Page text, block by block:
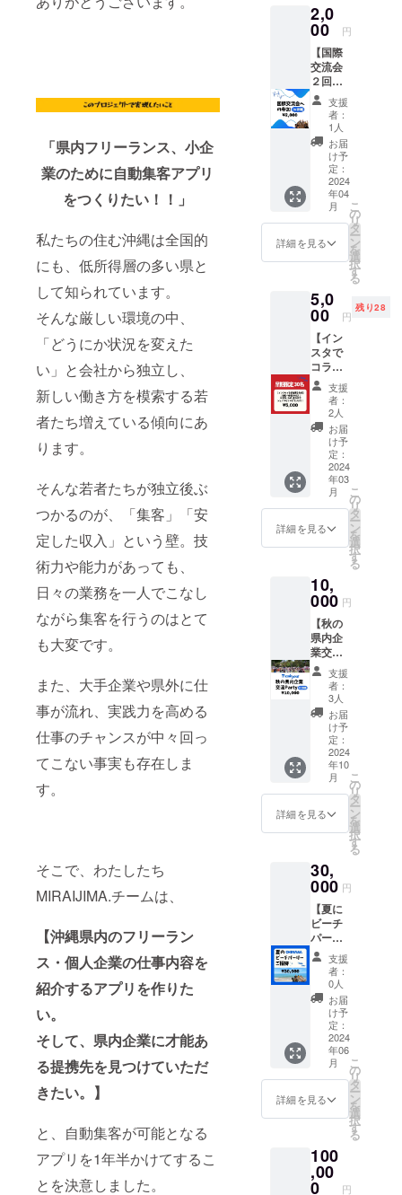
「県内フリーランス、小企
業のために自動集客アプリ
をつくりたい！！」
私たちの住む沖縄は全国的
にも、低所得層の多い県と
して知られています。
そんな厳しい環境の中、
「どうにか状況を変えた
い」と会社から独立し、
新しい働き方を模索する若
者たち増えている傾向にあ
ります。
そんな若者たちが独立後ぶ
つかるのが、「集客」「安
定した収入」という壁。技
術力や能力があっても、
日々の業務を一人でこなし
ながら集客を行うのはとて
も大変です。
また、大手企業や県外に仕
事が流れ、実践力を高める
仕事のチャンスが中々回っ
てこない事実も存在しま
す。
そこで、わたしたち
MIRAIJIMA.チームは、
【沖縄県内のフリーラン
ス・個人企業の仕事内容を
紹介するアプリを作りた
い。
そして、県内企業に才能あ
る提携先を見つけていただ
きたい。】
と、自動集客が可能となる
アプリを1年半かけてするこ
とを決意しました。
真付き
お礼
メール
をお送
りしま
す。
2,0
00 円
【国際
交流会
２回分
の参加
権】
（第１
金曜日
19:00-
21:00,
第3木曜
19:00-
21:00）
・日
時 選
択可
月2回実
施（第
１金曜
日
19:00-
21:00,
第3木曜
19:00-
21:00）
・場
所
GLOCA
L’S 語
学学校
（沖縄
県中頭
1） ・
有効期
限 ２
０２４
年１２
月３１
日 ・内
容
【県内
留学】
沖縄県
内に在
住する
外国人
との言
語合流
に参加
参加方
法 ①
決定後
Emailよ
り公式
LINEア
カウン
トをお
送りし
ます。
②その
後、希
望日程
を選択
してい
ます。
※当
負担は
ござい
ませ
支援
者：
1人
お届
け予
定：
2024
年04
月
詳細を見る
こ
の
リ
タ
ー
ン
を
選
択
す
る
5,0
00 円
残り28
【イン
スタで
コラボ
動画を
作成・
シェア
しま
す】 ・
期間
2024年
２月～
2025年
３月の
間 ・場
所
Zoomも
沖縄県
嘉手納
町で打
ち合わ
せ ・内
容 御
社の事
業を動
画で紹
介しま
す。
（動画
の作
成、編
集、
MIRAIJI
MA.の
参加方
法 決
定後
Emailよ
りカウ
ンセリ
ング用
Zoomリ
ンク、
または
詳細を
お送り
いたし
ます。
支援
者：
2人
お届
け予
定：
2024
年03
月
詳細を見る
こ
の
リ
タ
ー
ン
を
選
択
す
る
10,
000 円
【秋の
県内企
業交流
パー
ティ】
・企業
交流
会：3時
間１
回 ・
日時
2024年
10月12
日
（土）
・場
縄県那
覇市
（確定
の場所
はEmail
または
公式
LINEに
て5月上
旬にお
送りい
たしま
す） ・
内容
企業交
流
フォー
参加方
法 5
月上旬
支援
者：
3人
お届
け予
定：
2024
年10
月
詳細を見る
こ
の
リ
タ
ー
ン
を
選
択
す
る
30,
000 円
【夏に
ビーチ
パー
ティへ
ご招待
します
!】 ・企
業交流
会：８
時間１
回 ・
日時
2024年
６月29
日
（土）
所 沖
縄県中
頭郡北
支援
者：
0人
お届
け予
定：
2024
年06
月
詳細を見る
こ
の
リ
タ
ー
ン
を
選
択
す
る
100
,00
0 円